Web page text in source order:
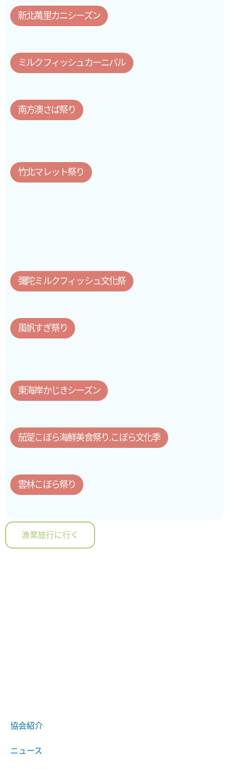
新北萬里カニシーズン
ミルクフィッシュカーニバル
南方澳さば祭り
竹北マレット祭り
彌陀ミルクフィッシュ文化祭
風帆すぎ祭り
東海岸かじきシーズン
茄萣こぼら海鮮美食祭り.こぼら文化季
雲林こぼら祭り
漁業旅行に行く
協会紹介
ニュース